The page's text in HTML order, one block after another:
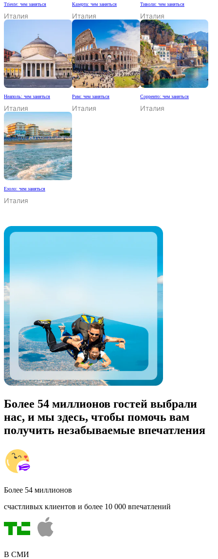
Trieste: чем заняться
Италия
Казерта: чем заняться
Италия
Тиволи: чем заняться
Италия
Неаполь: чем заняться
Италия
Рим: чем заняться
Италия
Сорренто: чем заняться
Италия
Езоло: чем заняться
Италия
Более 54 миллионов гостей выбрали
нас, и мы здесь, чтобы помочь вам
получить незабываемые впечатления
Более 54 миллионов
счастливых клиентов и более 10 000 впечатлений
В СМИ